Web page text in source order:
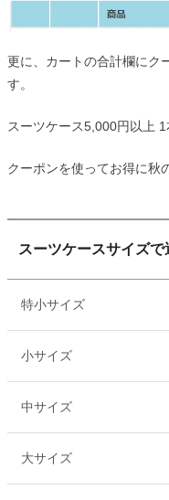
更に、カートの合計欄にク
す。
スーツケース5,000円以上
クーポンを使ってお得に秋
スーツケースサイズで
特小サイズ
小サイズ
中サイズ
大サイズ